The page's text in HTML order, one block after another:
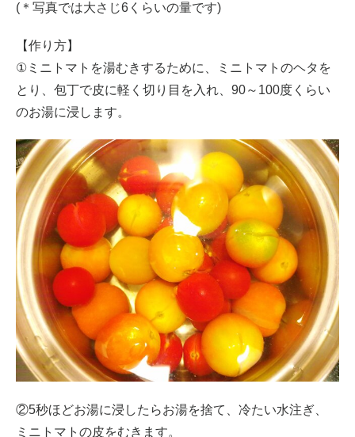
(＊写真では大さじ6くらいの量です)
【作り方】
①ミニトマトを湯むきするために、ミニトマトのヘタを
とり、包丁で皮に軽く切り目を入れ、90～100度くらい
のお湯に浸します。
②5秒ほどお湯に浸したらお湯を捨て、冷たい水注ぎ、
ミニトマトの皮をむきます。